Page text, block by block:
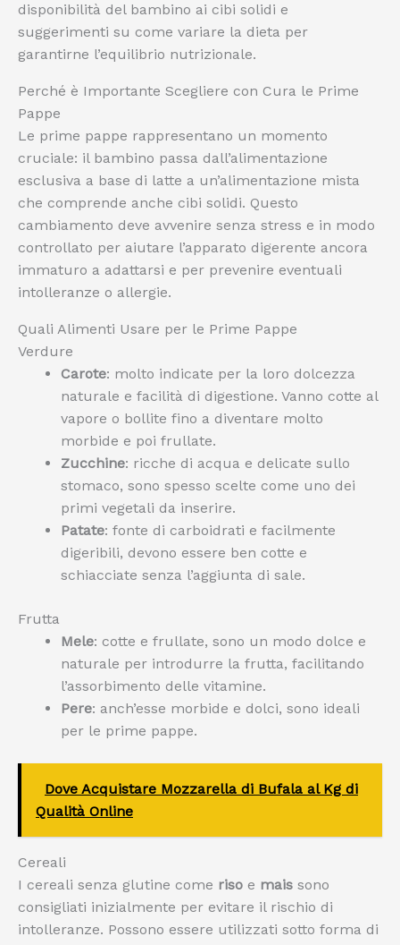
disponibilità del bambino ai cibi solidi e
suggerimenti su come variare la dieta per
garantirne l’equilibrio nutrizionale.
Perché è Importante Scegliere con Cura le Prime
Pappe
Le prime pappe rappresentano un momento
cruciale: il bambino passa dall’alimentazione
esclusiva a base di latte a un’alimentazione mista
che comprende anche cibi solidi. Questo
cambiamento deve avvenire senza stress e in modo
controllato per aiutare l’apparato digerente ancora
immaturo a adattarsi e per prevenire eventuali
intolleranze o allergie.
Quali Alimenti Usare per le Prime Pappe
Verdure
Carote: molto indicate per la loro dolcezza
naturale e facilità di digestione. Vanno cotte al
vapore o bollite fino a diventare molto
morbide e poi frullate.
Zucchine: ricche di acqua e delicate sullo
stomaco, sono spesso scelte come uno dei
primi vegetali da inserire.
Patate: fonte di carboidrati e facilmente
digeribili, devono essere ben cotte e
schiacciate senza l’aggiunta di sale.
Frutta
Mele: cotte e frullate, sono un modo dolce e
naturale per introdurre la frutta, facilitando
l’assorbimento delle vitamine.
Pere: anch’esse morbide e dolci, sono ideali
per le prime pappe.
Dove Acquistare Mozzarella di Bufala al Kg di
Qualità Online
Cereali
I cereali senza glutine come riso e mais sono
consigliati inizialmente per evitare il rischio di
intolleranze. Possono essere utilizzati sotto forma di